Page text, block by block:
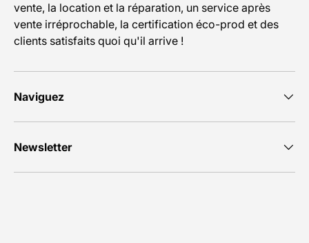
vente, la location et la réparation, un service après
vente irréprochable, la certification éco-prod et des
clients satisfaits quoi qu'il arrive !
Naviguez
Newsletter